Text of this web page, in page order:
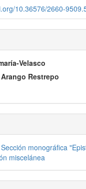
10.36576/2660-
Velasco
Restrepo
monográfica
miscelánea